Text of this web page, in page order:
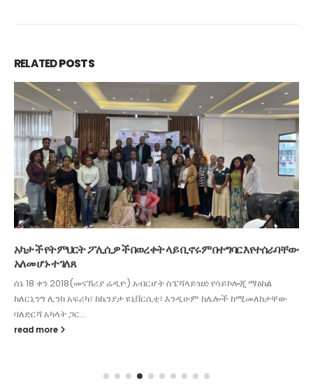
RELATEDPOSTS
አካታች የትምህርት ፖሊሲዎች በወረቀት ላይ ቢኖሩም በተግባር እየተሰራባቸው
አለመሆኑ ተገለጸ
ሰኔ 18 ቀን 2018(መናኸሪያ ሬዲዮ) አብርሆት ስፔሻላይዝድ የሳይኮሎጂ ማዕከል
ከለርኒንግ ሊንክ አፍሪካ፣ ከኬንያታ ዩኒቨርሲቲ፣ እንዲሁም ከሌሎች ከሚመለከታቸው
ባለድርሻ አካላት ጋር...
read more